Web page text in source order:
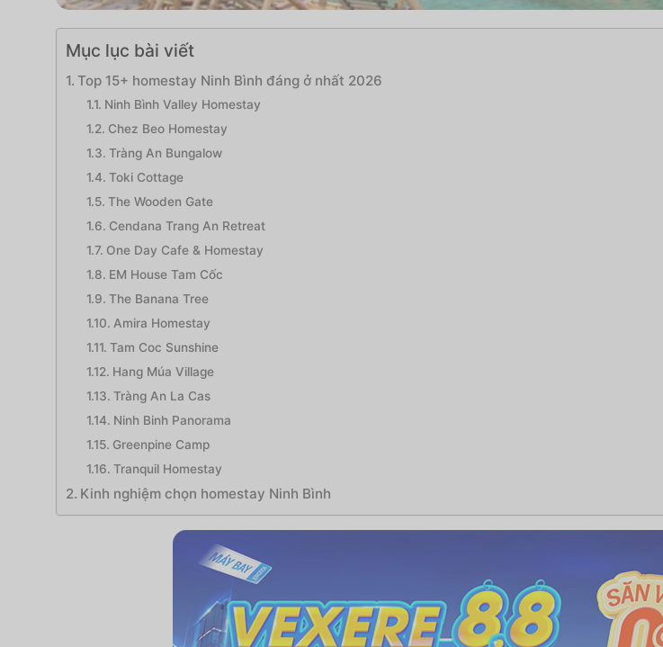
Mục lục bài viết
Top 15+ homestay Ninh Bình đáng ở nhất 2026
Ninh Bình Valley Homestay
Chez Beo Homestay
Tràng An Bungalow
Toki Cottage
The Wooden Gate
Cendana Trang An Retreat
One Day Cafe & Homestay
EM House Tam Cốc
The Banana Tree
Amira Homestay
Tam Coc Sunshine
Hang Múa Village
Tràng An La Cas
Ninh Binh Panorama
Greenpine Camp
Tranquil Homestay
Kinh nghiệm chọn homestay Ninh Bình